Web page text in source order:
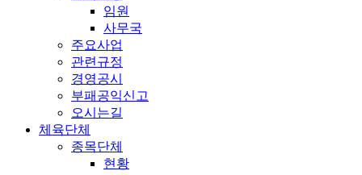
임원
사무국
주요사업
관련규정
경영공시
부패공익신고
오시는길
체육단체
종목단체
현황